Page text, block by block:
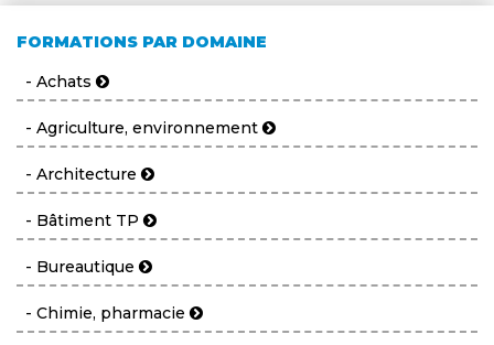
FORMATIONS PAR DOMAINE
- Achats
- Agriculture, environnement
- Architecture
- Bâtiment TP
- Bureautique
- Chimie, pharmacie